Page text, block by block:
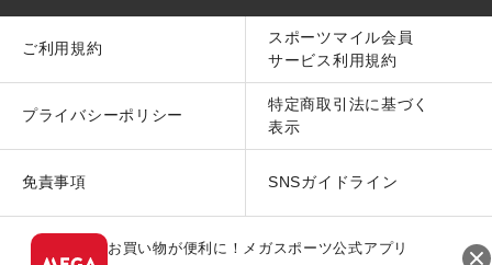
ご利用規約
スポーツマイル会員
サービス利用規約
プライバシーポリシー
特定商取引法に基づく
表示
免責事項 SNSガイドライン
お買い物が便利に！メガスポーツ公式アプリ